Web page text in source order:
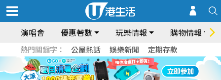
演唱會 優惠著數 玩樂情報 購物情報
熱門關鍵字： 公屋熱話 娛樂新聞 定期存款